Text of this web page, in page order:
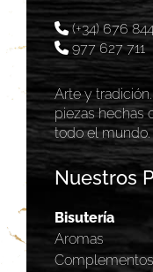
(+34) 676
977 627 711
Arte y
piezas hechas
todo el mundo.
Nuestros
Bisutería
Aromas
Complementos